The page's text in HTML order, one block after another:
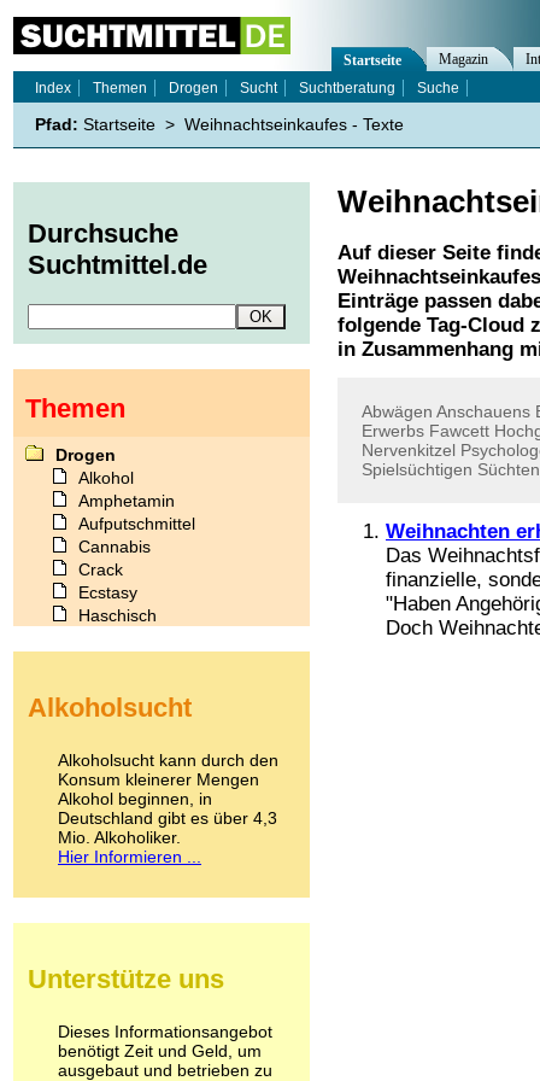
Auf dieser Seite
Weihnachtseinkaufes
Einträge passen
folgende Tag-Cloud
in Zusammenhang
Abwägen Anschauens
Erwerbs Fawcett
Nervenkitzel
Spielsüchtigen Süchten
Weihnachten
Das
finanzielle,
"Haben
Doch
Startseite Magazin
Index
Themen Drogen Sucht Suchtberatung Suche
Pfad: Startseite > Weihnachtseinkaufes - Texte
Durchsuche
Suchtmittel.de
Themen
Drogen
Alkohol
Amphetamin
Aufputschmittel
Cannabis
Crack
Ecstasy
Haschisch
Kokain
LSD
Marihuana
Medikamente
Meskalin
Metamphetamin
Methadon
Pilze
Psychopharmaka
Schlafmittel
Schmerzmittel
Alkoholsucht
Alkoholsucht kann durch den
Konsum kleinerer Mengen
Alkohol beginnen, in
Deutschland gibt es über 4,3
Mio. Alkoholiker.
Hier Informieren ...
Unterstütze uns
Dieses Informationsangebot
benötigt Zeit und Geld, um
ausgebaut und betrieben zu